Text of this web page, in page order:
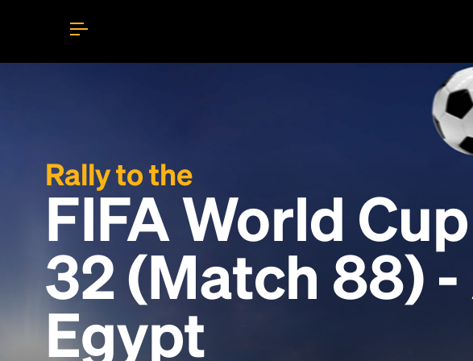
Rally to the
FIFA World
32 (Match 88)
Egypt